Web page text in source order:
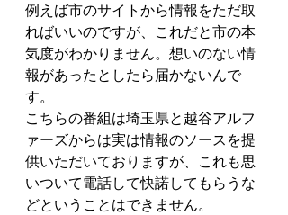
例えば市のサイトから情報をただ取
ればいいのですが、これだと市の本
気度がわかりません。想いのない情
報があったとしたら届かないんで
す。
こちらの番組は埼玉県と越谷アルフ
ァーズからは実は情報のソースを提
供いただいておりますが、これも思
いついて電話して快諾してもらうな
どということはできません。